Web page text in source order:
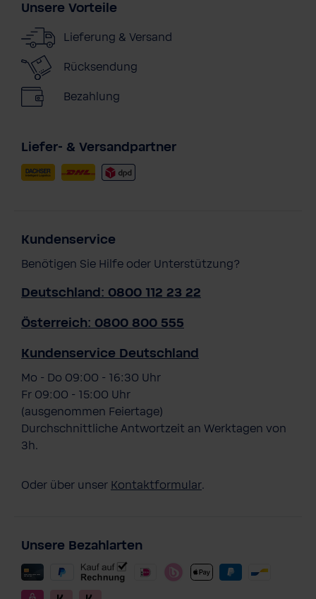
Unsere Vorteile
Lieferung & Versand
Rücksendung
Bezahlung
Liefer- & Versandpartner
Kundenservice
Benötigen Sie Hilfe oder Unterstützung?
Deutschland: 0800 112 23 22
Österreich: 0800 800 555
Kundenservice Deutschland
Mo - Do 09:00 - 16:30 Uhr
Fr 09:00 - 15:00 Uhr
(ausgenommen Feiertage)
Durchschnittliche Antwortzeit an Werktagen von
3h.
Oder über unser Kontaktformular.
Unsere Bezahlarten